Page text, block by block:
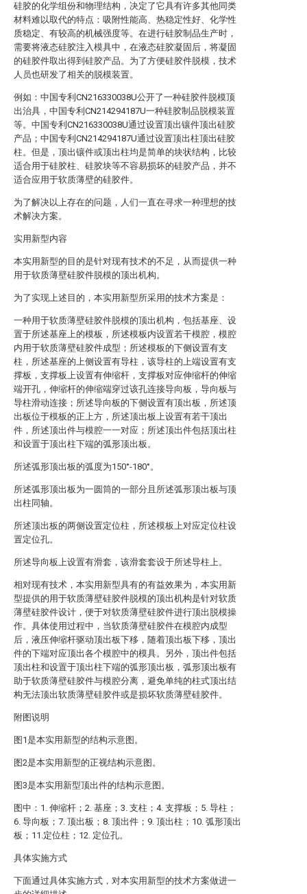
硅胶的化学组份和物理结构，决定了它具有许多其他同类
材料难以取代的特点：吸附性能高、热稳定性好、化学性
质稳定、有较高的机械强度等。在进行硅胶制品生产时，
需要将液态硅胶注入模具中，在液态硅胶凝固后，将凝固
的硅胶件取出得到硅胶产品。为了方便硅胶件脱模，技术
人员也研发了相关的脱模装置。
例如：中国专利CN216330038U公开了一种硅胶件脱模顶
出治具，中国专利CN214294187U一种硅胶制品脱模装置
等。中国专利CN216330038U通过设置顶出镶件顶出硅胶
产品；中国专利CN214294187U通过设置顶出柱顶出硅胶
柱。但是，顶出镶件或顶出柱均是简单的块状结构，比较
适合用于硅胶柱、硅胶块等不容易损坏的硅胶产品，并不
适合应用于软质薄壁的硅胶件。
为了解决以上存在的问题，人们一直在寻求一种理想的技
术解决方案。
实用新型内容
本实用新型的目的是针对现有技术的不足，从而提供一种
用于软质薄壁硅胶件脱模的顶出机构。
为了实现上述目的，本实用新型所采用的技术方案是：
一种用于软质薄壁硅胶件脱模的顶出机构，包括基座、设
置于所述基座上的模板，所述模板内设置若干模腔，模腔
内用于软质薄壁硅胶件成型；所述模板的下侧设置有支
柱，所述基座的上侧设置有导柱，该导柱的上端设置有支
撑板，支撑板上设置有伸缩杆，支撑板对应伸缩杆的伸缩
端开孔，伸缩杆的伸缩端穿过该孔连接导向板，导向板与
导柱滑动连接；所述导向板的下侧设置有顶出板，所述顶
出板位于模板的正上方，所述顶出板上设置有若干顶出
件，所述顶出件与模腔一一对应；所述顶出件包括顶出柱
和设置于顶出柱下端的弧形顶出板。
所述弧形顶出板的弧度为150°-180°。
所述弧形顶出板为一圆筒的一部分且所述弧形顶出板与顶
出柱同轴。
所述顶出板的两侧设置定位柱，所述模板上对应定位柱设
置定位孔。
所述导向板上设置有滑套，该滑套套设于所述导柱上。
相对现有技术，本实用新型具有的有益效果为，本实用新
型提供的用于软质薄壁硅胶件脱模的顶出机构是针对软质
薄壁硅胶件设计，便于对软质薄壁硅胶件进行顶出脱模操
作。具体使用过程中，当软质薄壁硅胶件在模腔内成型
后，液压伸缩杆驱动顶出板下移，随着顶出板下移，顶出
件的下端对应顶出各个模腔中的模具。另外，顶出件包括
顶出柱和设置于顶出柱下端的弧形顶出板，弧形顶出板有
助于软质薄壁硅胶件与模腔分离，避免单纯的柱式顶出结
构无法顶出软质薄壁硅胶件或是损坏软质薄壁硅胶件。
附图说明
图1是本实用新型的结构示意图。
图2是本实用新型的正视结构示意图。
图3是本实用新型顶出件的结构示意图。
图中：1. 伸缩杆；2. 基座；3. 支柱；4. 支撑板；5. 导柱；
6. 导向板；7. 顶出板；8. 顶出件；9. 顶出柱；10. 弧形顶出
板；11.定位柱；12. 定位孔。
具体实施方式
下面通过具体实施方式，对本实用新型的技术方案做进一